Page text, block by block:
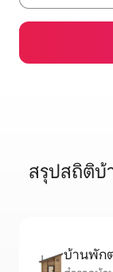
สรุปสถิติบ้
บ้านพัก